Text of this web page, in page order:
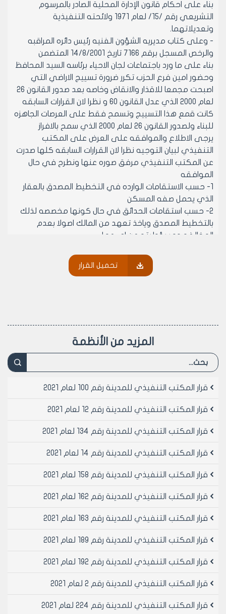
بناء على احكام قانون الإدارة المحلية الصادر بالمرسوم
التشريعي رقم /15/ لعام 1971 ولائحته التنفيذية
وتعديلاتهما.
- وعلى كتاب مديريه الشؤون الفنيه رئيس دائره المراقبه
والرخص المسجل برقم 7166 تاريخ 14/8/2001 المتضمن
بناء على ما ورد باجتماعات لجان الاحياء برئاسه السيد المحافظ
وحضور امين فرع الحزب تكرر ضرورة تسييج الاراضي التي
اصبحت مجمعا للاقذار والانقاض وخاصه بعد صدور القانون 26
لعام 2000 الذي عدل القانون 60 و نظرا لان القرارات السابقه
كانت قمع هذا التسييج وتسمح فقط على العرصات الجاهزه
للبناء ولصدور القانون 26 لعام 2000 الذي سمح بالافراز
يرجى الاطلاع والموافقه على العرض على المكتب
التنفيذي لبيان التوجيه نظرا لان القرارات السابقه كلها صدرت
عن المكتب التنفيذي مرفق صوره عنها ونطرح في حال
الموافقه
1- حسب الاستقامات الوارده في التخطيط المصدق بالعقار
الذي يحمل صفه المسكن
2- حسب استقامات الحدائق في حال كونها مخصصه لذلك
بالتخطيط المصدق وياخذ تعهد من المالك اصولا بعدم
المخالفه ومسؤوليته عن اي عمل
الغى القرار 337 استنادا لكتاب السيد وزير الاسكان رقم
فقط ويعلوه اسلاك شائكه بارتفاع متر ايضا وعلى مساحه
الكاتب بالعدل يتضمن
أ‌- التعهد بعدم اشاده اي بناء مخالف داخل السياج او التجاوز
المخالفه والسياج على السواء
على مجلس المدينه حين تنفيذ مشاريع مجلس المدينه في
مادة 2- تكلف مديريه الشؤون الفنيه دائره مراقبه والرخص
عليها
مادة 3- ينشر هذا القرار في لوحة اعلانات مجلس المدينه
رئيس المكتب التنفيذي لمجلس مدينة
المهندس بسام بيروتي
تحميل القرار
المزيد من الأنظمة
قرار المكتب التنفيذي للمدينة رقم 100 لعام 2021
قرار المكتب التنفيذي للمدينة رقم 12 لعام 2021
قرار المكتب التنفيذي للمدينة رقم 134 لعام 2021
قرار المكتب التنفيذي للمدينة رقم 14 لعام 2021
قرار المكتب التنفيذي للمدينة رقم 158 لعام 2021
قرار المكتب التنفيذي للمدينة رقم 162 لعام 2021
قرار المكتب التنفيذي للمدينة رقم 163 لعام 2021
قرار المكتب التنفيذي للمدينة رقم 189 لعام 2021
قرار المكتب التنفيذي للمدينة رقم 192 لعام 2021
قرار المكتب التنفيذي للمدينة رقم 2 لعام 2021
قرار المكتب التنفيذي للمدينة رقم 224 لعام 2021